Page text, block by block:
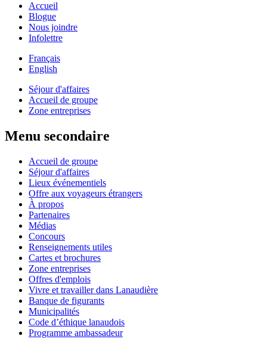
Accueil
Blogue
Nous joindre
Infolettre
Français
English
Séjour d'affaires
Accueil de groupe
Zone entreprises
Menu secondaire
Accueil de groupe
Séjour d'affaires
Lieux événementiels
Offre aux voyageurs étrangers
À propos
Partenaires
Médias
Concours
Renseignements utiles
Cartes et brochures
Zone entreprises
Offres d'emplois
Vivre et travailler dans Lanaudière
Banque de figurants
Municipalités
Code d’éthique lanaudois
Programme ambassadeur